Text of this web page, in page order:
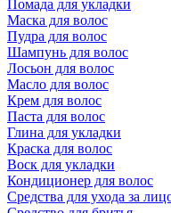
Помада для укладки
Маска для волос
Пудра для волос
Шампунь для волос
Лосьон для волос
Масло для волос
Крем для волос
Паста для волос
Глина для укладки
Краска для волос
Воск для укладки
Кондиционер для волос
Средства для ухода за